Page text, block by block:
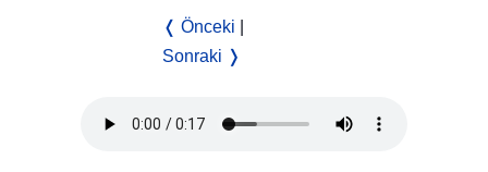
❬ Önceki
Sonraki ❭